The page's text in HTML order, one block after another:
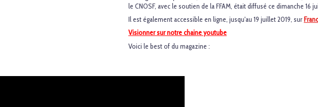
le CNOSF, avec le soutien de la FFAM, était diffusé ce dimanche 16
Il est également accessible en ligne, jusqu'au 19 juillet 2019, sur
Visionner sur notre chaine youtube
Voici le best of du magazine :